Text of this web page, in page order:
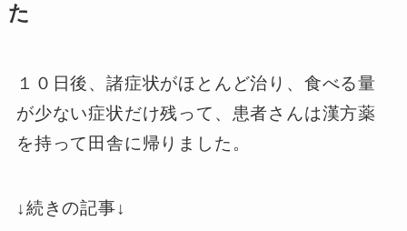
た
１０日後、諸症状がほとんど治り、食べる量
が少ない症状だけ残って、患者さんは漢方薬
を持って田舎に帰りました。
↓続きの記事↓